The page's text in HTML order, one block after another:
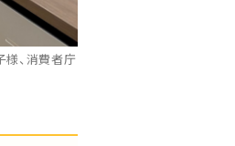
、消費者庁